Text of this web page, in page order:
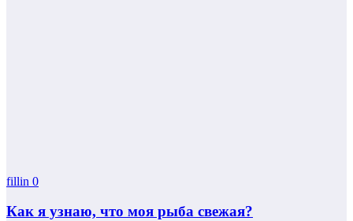
fillin 0
Как я узнаю, что моя рыба свежая?